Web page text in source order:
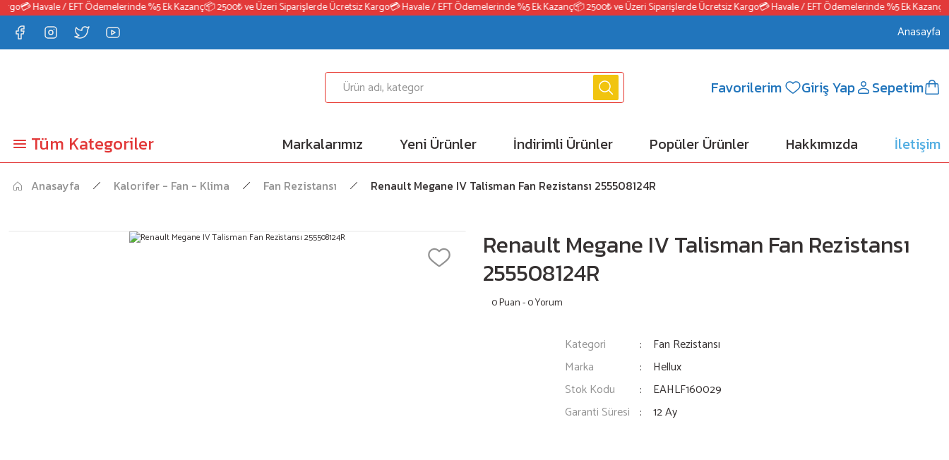
💳 Havale / EFT Ödemelerinde %5 Ek Kazanç📦 2500₺ ve Üzeri Siparişlerde Ücretsiz Kargo💳 Havale / EFT Ödemelerinde %5 Ek Kazanç📦 2500₺ ve Üzeri Siparişlerde Ücretsiz Kargo💳 Havale / EFT Ödemelerinde %5 Ek Kazanç
Anasayfa
Favorilerim Giriş Yap Sepetim
Tüm Kategoriler Markalarımız Yeni Ürünler İndirimli Ürünler Popüler Ürünler Hakkımızda İletişim
Anasayfa Kalorifer - Fan - Klima Fan Rezistansı Renault Megane IV Talisman Fan Rezistansı 255508124R
Renault Megane IV Talisman Fan Rezistansı
255508124R
0 Puan - 0 Yorum
Kategori
Fan Rezistansı
Marka
Hellux
Stok Kodu
EAHLF160029
Garanti Süresi
12 Ay